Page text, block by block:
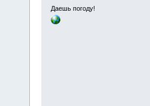
Даешь погоду!